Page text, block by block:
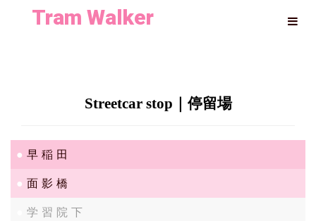
Tram Walker
Streetcar stop｜停留場
早稲田
面影橋
学習院下